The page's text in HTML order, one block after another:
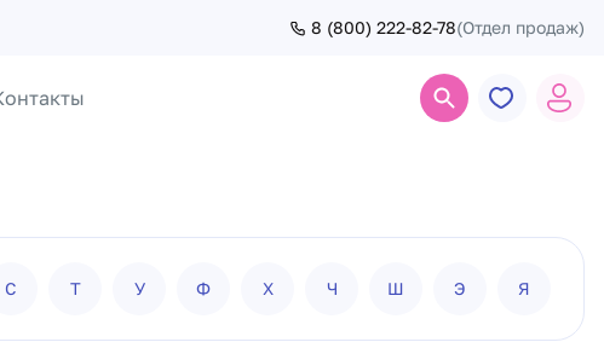
8 (800) 222-82-78(Отдел продаж)
С Т У Ф Х Ч Ш Э Я